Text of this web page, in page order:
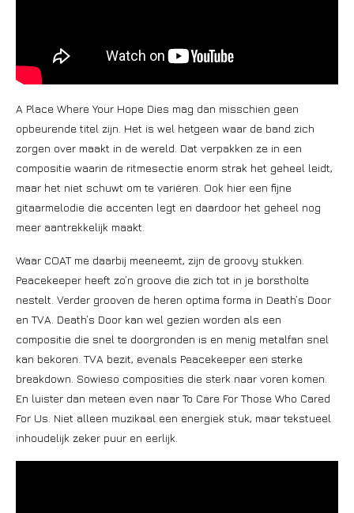
A Place Where Your Hope Dies mag dan misschien geen
opbeurende titel zijn. Het is wel hetgeen waar de band zich
zorgen over maakt in de wereld. Dat verpakken ze in een
compositie waarin de ritmesectie enorm strak het geheel leidt,
maar het niet schuwt om te variëren. Ook hier een fijne
gitaarmelodie die accenten legt en daardoor het geheel nog
meer aantrekkelijk maakt.
Waar COAT me daarbij meeneemt, zijn de groovy stukken.
Peacekeeper heeft zo’n groove die zich tot in je borstholte
nestelt. Verder grooven de heren optima forma in Death’s Door
en TVA. Death’s Door kan wel gezien worden als een
compositie die snel te doorgronden is en menig metalfan snel
kan bekoren. TVA bezit, evenals Peacekeeper een sterke
breakdown. Sowieso composities die sterk naar voren komen.
En luister dan meteen even naar To Care For Those Who Cared
For Us. Niet alleen muzikaal een energiek stuk, maar tekstueel
inhoudelijk zeker puur en eerlijk.